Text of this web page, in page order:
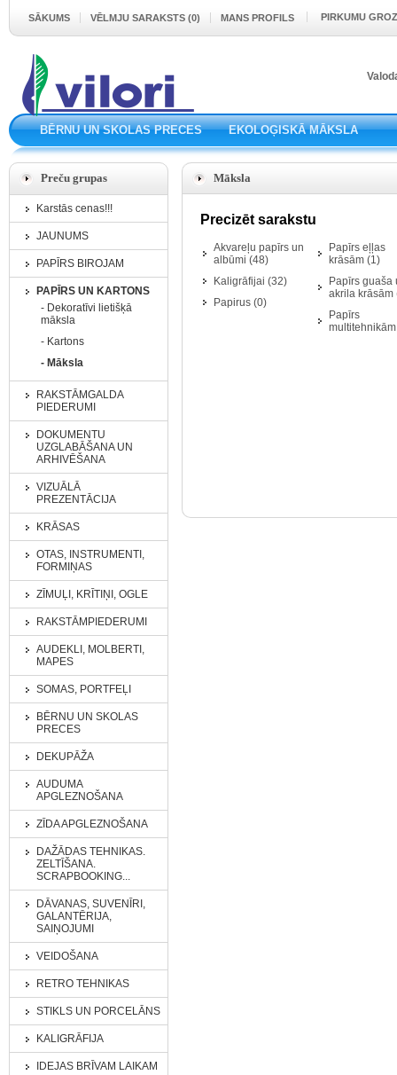
SĀKUMS VĒLMJU SARAKSTS (0) MANS PROFILS PIRKUMU
BĒRNU UN SKOLAS PRECES EKOLOĢISKĀ MĀKSLA
Preču grupas
Karstās cenas!!!
JAUNUMS
PAPĪRS BIROJAM
PAPĪRS UN KARTONS
- Dekoratīvi lietišķā
māksla
- Kartons
- Māksla
RAKSTĀMGALDA
PIEDERUMI
DOKUMENTU
UZGLABĀŠANA UN
ARHIVĒŠANA
VIZUĀLĀ
PREZENTĀCIJA
KRĀSAS
OTAS, INSTRUMENTI,
FORMIŅAS
ZĪMUĻI, KRĪTIŅI, OGLE
RAKSTĀMPIEDERUMI
AUDEKLI, MOLBERTI,
MAPES
SOMAS, PORTFEĻI
BĒRNU UN SKOLAS
PRECES
DEKUPĀŽA
AUDUMA
APGLEZNOŠANA
ZĪDA APGLEZNOŠANA
DAŽĀDAS TEHNIKAS.
ZELTĪŠANA.
SCRAPBOOKING...
DĀVANAS, SUVENĪRI,
GALANTĒRIJA,
SAIŅOJUMI
VEIDOŠANA
RETRO TEHNIKAS
STIKLS UN PORCELĀNS
KALIGRĀFIJA
IDEJAS BRĪVAM LAIKAM
Māksla
Precizēt sarakstu
Akvareļu papīrs un
albūmi (48)
Kaligrāfijai (32)
Papirus (0)
Papīrs eļļas
krāsām (1)
Papīrs guaša
akrila krāsām
Papīrs